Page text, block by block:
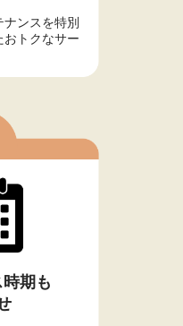
ンスを特別
おトクなサー
期も